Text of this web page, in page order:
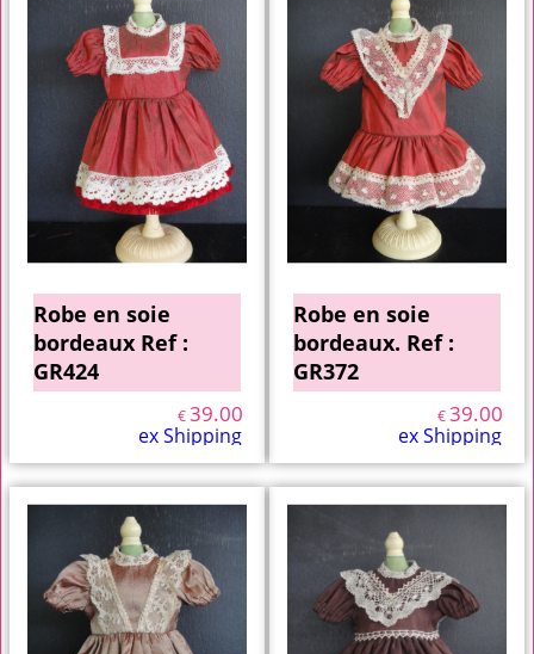
Robe en soie
bordeaux Ref :
GR424
€39.00
ex Shipping
Robe en soie
bordeaux. Ref :
GR372
€39.00
ex Shipping